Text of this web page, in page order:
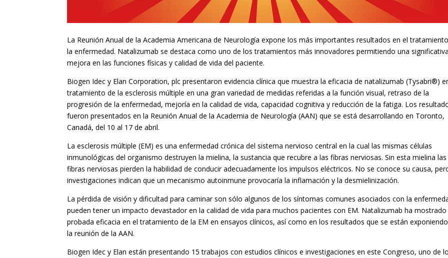
La Reunión Anual de la Academia Americana de Neurología expone los más importantes resultados en el
la enfermedad. Natalizumab se destaca como uno de los tratamientos más innovadores permitiendo una significativa
mejora en las funciones físicas y calidad de vida del paciente.
Biogen Idec y Elan Corporation, plc presentaron evidencia clínica que muestra la eficacia de natalizumab (Tysabri®)
tratamiento de la esclerosis múltiple en una gran variedad de medidas referidas a la función visual, retraso de la
progresión de la enfermedad, mejoría en la calidad de vida, capacidad cognitiva y reducción de la fatiga. Los
fueron presentados en la Reunión Anual de la Academia de Neurología (AAN) que se está desarrollando en Toronto,
Canadá, del 10 al 17 de abril.
La esclerosis múltiple (EM) es una enfermedad crónica del sistema nervioso central en la cual las mismas células
inmunológicas del organismo destruyen la mielina, la sustancia que recubre a las fibras nerviosas. Sin esta mielina las
fibras nerviosas pierden la habilidad de conducir adecuadamente los impulsos eléctricos. No se conoce su causa,
investigaciones indican que un mecanismo autoinmune provocaría la inflamación y la desmielinización.
La pérdida de visión y dificultad para caminar son sólo algunos de los síntomas comunes asociados con la
pueden tener un impacto devastador en la calidad de vida para muchos pacientes con EM. Natalizumab ha mostrado
probada eficacia en el tratamiento de la EM en ensayos clínicos, así como en los resultados que se están
la reunión de la AAN.
Biogen Idec y Elan están presentando 15 trabajos con estudios clínicos e investigaciones en este Congreso, uno de